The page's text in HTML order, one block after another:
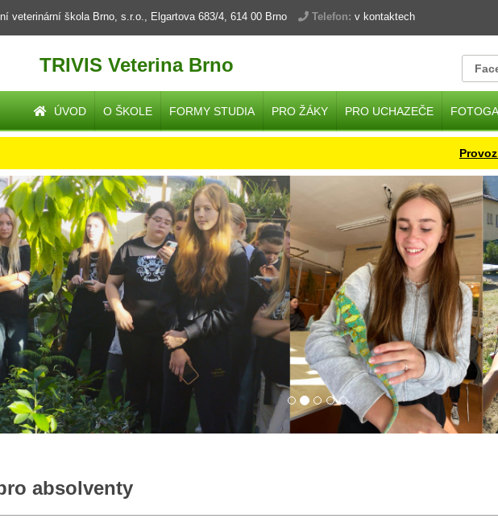
veterinární škola Brno, s.r.o., Elgartova 683/4, 614 00 Brno Telefon: v kontaktech
TRIVIS Veterina Brno
ÚVOD O ŠKOLE FORMY STUDIA PRO ŽÁKY PRO UCHAZEČE
Provoz školy v
absolventy